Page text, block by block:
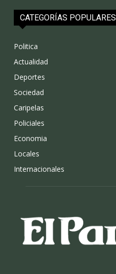
CATEGORÍAS POPULARES
Politica
Actualidad
Deportes
Sociedad
Caripelas
Policiales
Economia
Locales
Internacionales